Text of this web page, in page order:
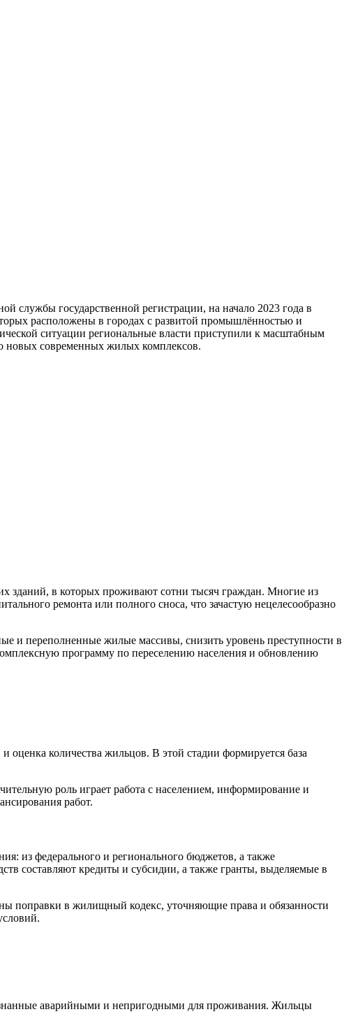
службы государственной регистрации, на начало 2023 года в
расположены в городах с развитой промышлённостью и
ситуации региональные власти приступили к масштабным
новых современных жилых комплексов.
зданий, в которых проживают сотни тысяч граждан. Многие из
ремонта или полного сноса, что зачастую нецелесообразно
и переполненные жилые массивы, снизить уровень преступности в
программу по переселению населения и обновлению
оценка количества жильцов. В этой стадии формируется база
роль играет работа с населением, информирование и
работ.
из федерального и регионального бюджетов, а также
составляют кредиты и субсидии, а также гранты, выделяемые в
поправки в жилищный кодекс, уточняющие права и обязанности
аварийными и непригодными для проживания. Жильцы